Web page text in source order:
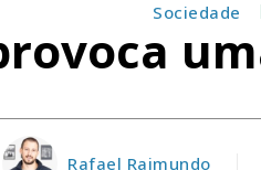
Sociedade
Rafael Raimundo